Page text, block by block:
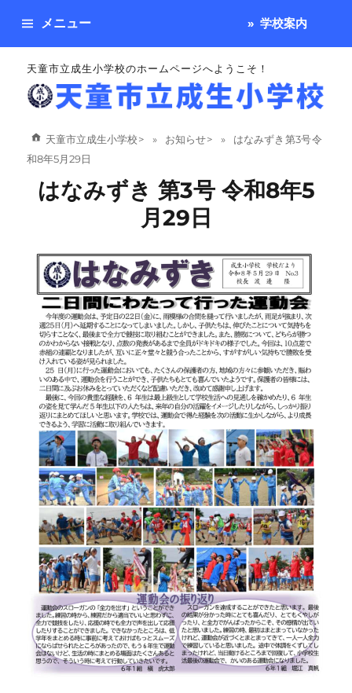
天童市立成生小学校のホームページへようこそ！
メニュー 学校案内
天童市立成生小学校 > お知らせ>
はなみずき 第3号 令
和8年5月29日
はなみずき 第3号 令和8年5
月29日